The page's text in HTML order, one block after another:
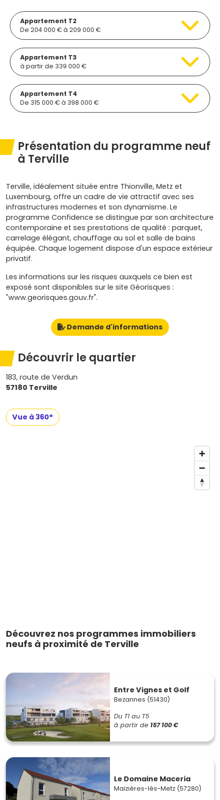
Appartement T2
De 204 000 € à 209 000 €
Appartement T3
à partir de 339 000 €
Appartement T4
De 315 000 € à 398 000 €
Présentation du programme neuf
à Terville
Terville, idéalement située entre Thionville, Metz et
Luxembourg, offre un cadre de vie attractif avec ses
infrastructures modernes et son dynamisme. Le
programme Confidence se distingue par son architecture
contemporaine et ses prestations de qualité : parquet,
carrelage élégant, chauffage au sol et salle de bains
équipée. Chaque logement dispose d'un espace extérieur
privatif.
Les informations sur les risques auxquels ce bien est
exposé sont disponibles sur le site Géorisques :
"www.georisques.gouv.fr".
Demande d'informations
Découvrir le quartier
183, route de Verdun
57180 Terville
Vue à 360°
Découvrez nos programmes immobiliers
neufs à proximité de Terville
Entre Vignes et Golf
Bezannes (51430)
Du T1 au T5
à partir de 157 100 €
Le Domaine Maceria
Maizières-lès-Metz (57280)